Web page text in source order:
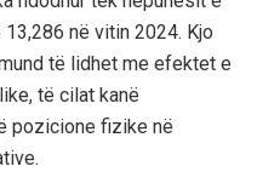
në vitin 2024. Kjo
të lidhet me efektet e
të cilat kanë
pozicione fizike në